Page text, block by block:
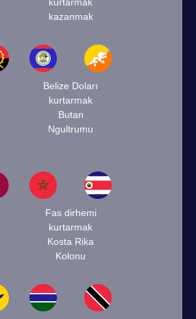
kazanmak
Belize Doları
kurtarmak
Butan
Ngultrumu
Fas dirhemi
kurtarmak
Kosta Rika
Kolonu